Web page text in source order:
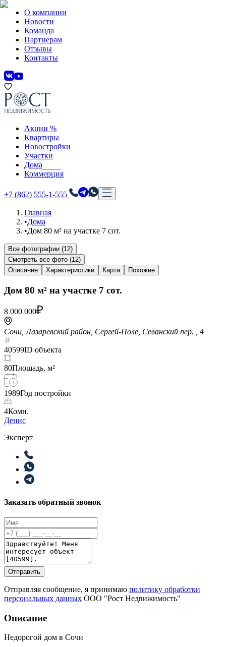
О компании
Новости
Команда
Партнерам
Отзывы
Контакты
Акции %
Квартиры
Новостройки
Участки
Дома
Коммерция
+7 (862) 555-1-555
Главная
•Дома
•Дом 80 м² на участке 7 сот.
Все фотографии (12)
Смотреть все фото (12)
Описание
Характеристики Карта Похожие
Дом 80 м² на участке 7 сот.
8 000 000
Сочи, Лазаревский район, Сергей-Поле, Севанский пер. , 4
40599ID объекта
80Площадь, м²
1989Год постройки
4Комн.
Денис
Эксперт
Заказать обратный звонок
Отправить
Отправляя сообщение, я принимаю политику обработки
персональных данных ООО "Рост Недвижимость"
Описание
Недорогой дом в Сочи